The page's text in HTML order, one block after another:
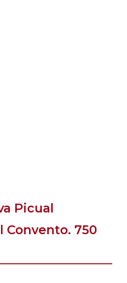
Picual
Convento. 750